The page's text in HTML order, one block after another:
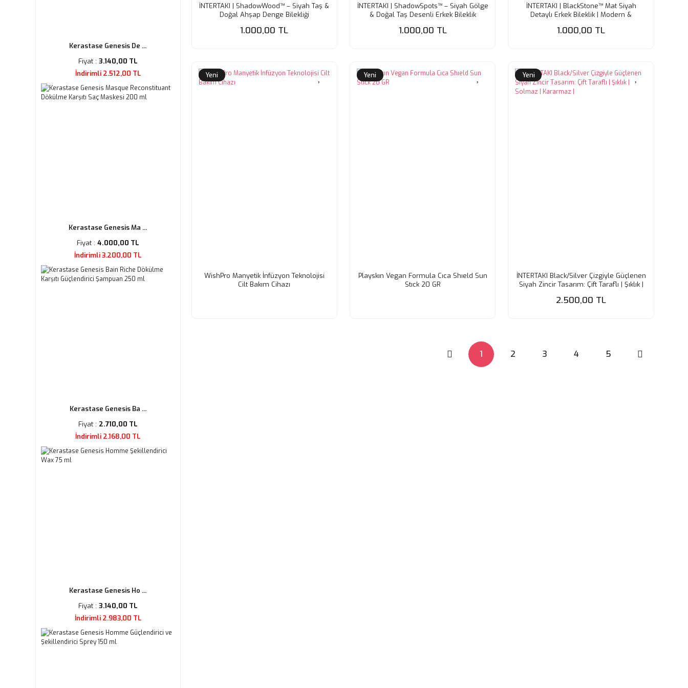
Kerastase Genesis De ...
Fiyat : 3.140,00 TL
İndirimli 2.512,00 TL
Kerastase Genesis Ma ...
Fiyat : 4.000,00 TL
İndirimli 3.200,00 TL
Kerastase Genesis Ba ...
Fiyat : 2.710,00 TL
İndirimli 2.168,00 TL
Kerastase Genesis Ho ...
Fiyat : 3.140,00 TL
İndirimli 2.983,00 TL
İNTERTAKI | ShadowWood™ – Siyah Taş &
Doğal Ahşap Denge Bilekliği
1.000,00 TL
İNTERTAKI | ShadowSpots™ – Siyah Gölge
& Doğal Taş Desenli Erkek Bileklik
1.000,00 TL
İNTERTAKI | BlackStone™ Mat Siyah
Detaylı Erkek Bileklik | Modern &
1.000,00 TL
Yeni
WishPro Manyetik İnfüzyon Teknolojisi
Cilt Bakım Cihazı
Yeni
Playskın Vegan Formula Cıca Shıeld Sun
Stıck 20 GR
Yeni
İNTERTAKI Black/Silver Çizgiyle Güçlenen
Siyah Zincir Tasarım: Çift Taraflı | Şıklık |
2.500,00 TL
1 2 3 4 5